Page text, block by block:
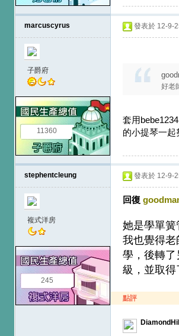
marcuscyrus
子爵府
11360
發表於 12-9-
好老
套用
的小提琴一起
stephentcleung
複式洋房
245
發表於 12-9-
回復
她是學單簧
我也覺得
學，後轉
級，並取
點評